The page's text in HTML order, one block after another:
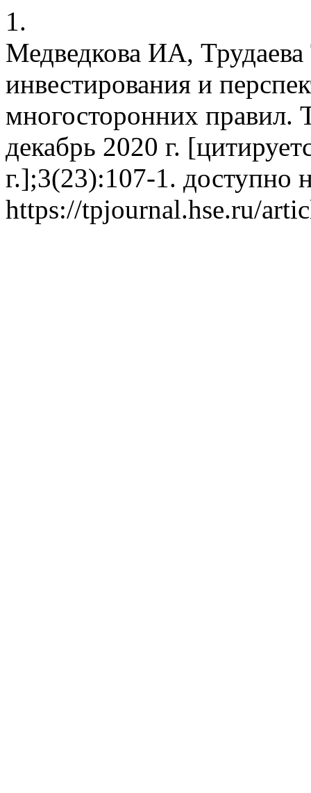
1.
Медведкова ИА,
инвестирования и
многосторонних правил.
декабрь 2020 г.
г.];3(23):107-1. доступно
https://tpjournal.hse.ru/